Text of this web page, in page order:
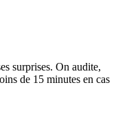
surprises. On audite,
de 15 minutes en cas